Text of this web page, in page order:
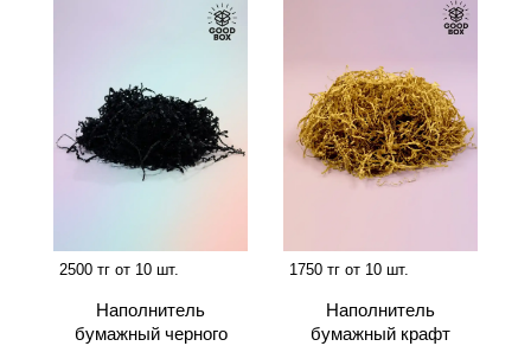
2500 тг от 10 шт.
Наполнитель
бумажный черного
1750 тг от 10 шт.
Наполнитель
бумажный крафт